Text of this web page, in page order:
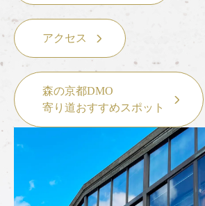
station information
各駅情報
各駅情報一覧
トロッコ嵯峨駅
トロッコ嵐山駅
トロッコ亀岡駅
tourist attractions
アクセス
森の京都DMO
寄り道おすすめスポット